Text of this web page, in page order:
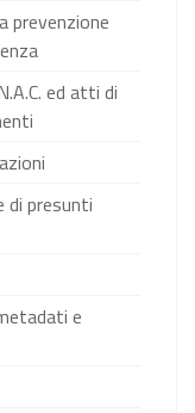
prevenzione
ed atti di
di presunti
e